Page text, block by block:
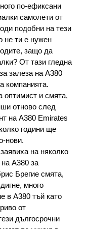
по-ефиксани
самолети от
подобни на тези
не ти е нужен
защо да
От тази гледна
залеза на А380
компанията.
оптимист и смята,
отново след
на А380 Emirates
години ще
нови.
на няколко
A380 за
Брегие смята,
много
в А380 тъй като
от
дългосрочни